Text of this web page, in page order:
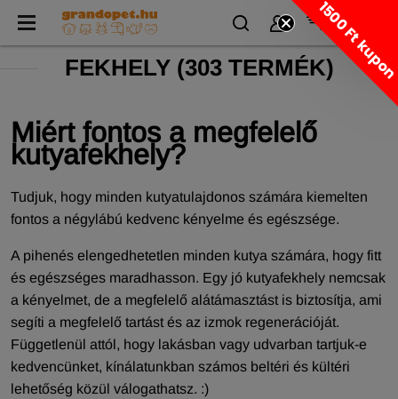
FEKHELY(303 TERMÉK)
Miért fontos a megfelelő
kutyafekhely?
Tudjuk, hogy minden kutyatulajdonos számára kiemelten
fontos a négylábú kedvenc kényelme és egészsége.
A pihenés elengedhetetlen minden kutya számára, hogy fitt
és egészséges maradhasson. Egy jó kutyafekhely nemcsak
a kényelmet, de a megfelelő alátámasztást is biztosítja, ami
segíti a megfelelő tartást és az izmok regenerációját.
Függetlenül attól, hogy lakásban vagy udvarban tartjuk-e
kedvencünket, kínálatunkban számos beltéri és kültéri
lehetőség közül válogathatsz. :)
1500 Ft